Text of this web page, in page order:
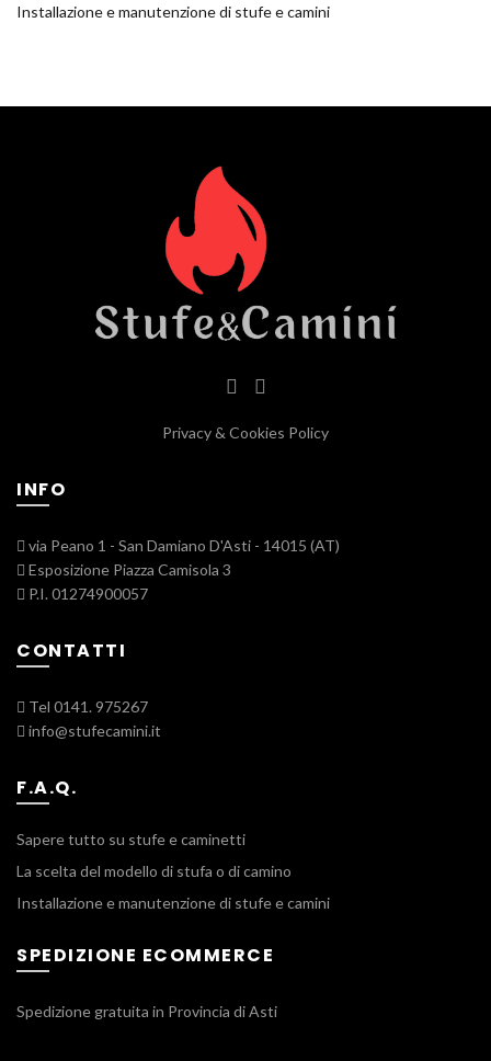
Installazione e manutenzione di stufe e camini
Privacy & Cookies Policy
INFO
via Peano 1 - San Damiano D'Asti - 14015 (AT)
Esposizione Piazza Camisola 3
P.I. 01274900057
CONTATTI
Tel 0141. 975267
info@stufecamini.it
F.A.Q.
Sapere tutto su stufe e caminetti
La scelta del modello di stufa o di camino
Installazione e manutenzione di stufe e camini
SPEDIZIONE ECOMMERCE
Spedizione gratuita in Provincia di Asti